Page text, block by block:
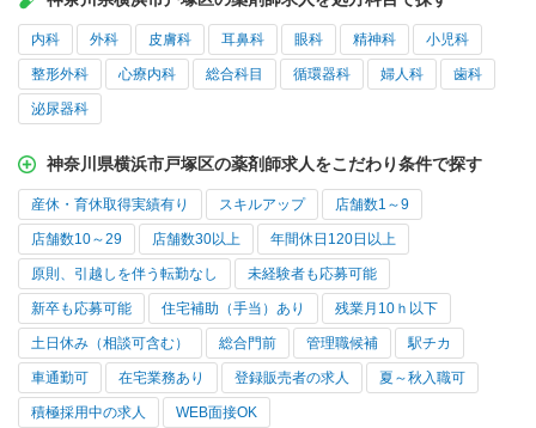
内科 外科 皮膚科 耳鼻科 眼科 精神科 小児科
整形外科 心療内科 総合科目 循環器科 婦人科 歯科
泌尿器科
神奈川県横浜市戸塚区の薬剤師求人をこだわり条件で探す
産休・育休取得実績有り スキルアップ 店舗数1～9
店舗数10～29 店舗数30以上 年間休日120日以上
原則、引越しを伴う転勤なし 未経験者も応募可能
新卒も応募可能 住宅補助（手当）あり 残業月10ｈ以下
土日休み（相談可含む） 総合門前 管理職候補 駅チカ
車通勤可 在宅業務あり 登録販売者の求人 夏～秋入職可
積極採用中の求人 WEB面接OK